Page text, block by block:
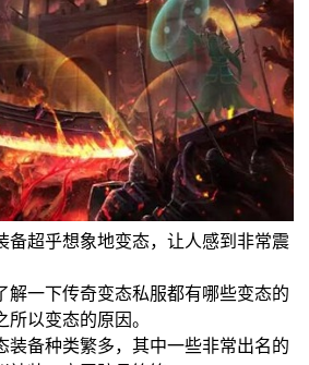
备超乎想象地变态，让人感到非常震
解一下传奇变态私服都有哪些变态的
以变态的原因。
装备种类繁多，其中一些非常出名的